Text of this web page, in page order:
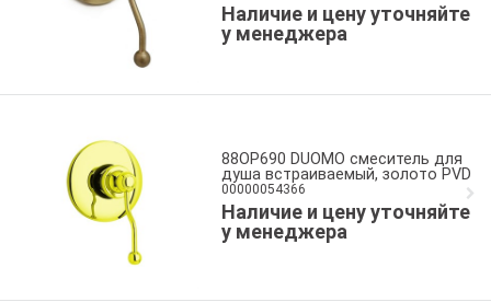
Наличие и цену уточняйте
у менеджера
88OP690 DUOMO смеситель для
душа встраиваемый, золото PVD
00000054366
Наличие и цену уточняйте
у менеджера